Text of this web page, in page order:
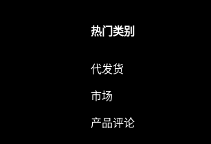
热门类别
代发货
市场
产品评论